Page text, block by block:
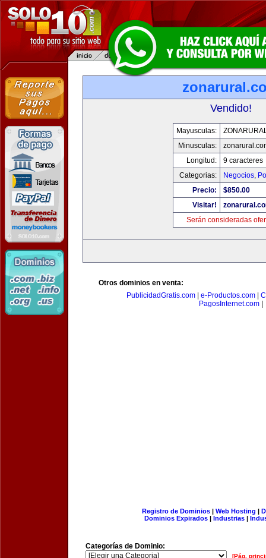
Vendido!
Mayusculas:
Minusculas:
Longitud:
9 caracteres
Categorias:
Negocios,
Precio:
$850.00
Visitar!
Serán consideradas
Otros dominios en venta:
PublicidadGratis.com
e-Productos.com
PagosInternet.com
Registro de Dominios| Web Hosting |
Dominios Expirados | Industrias |
Categorías de Dominio:
[Pág.